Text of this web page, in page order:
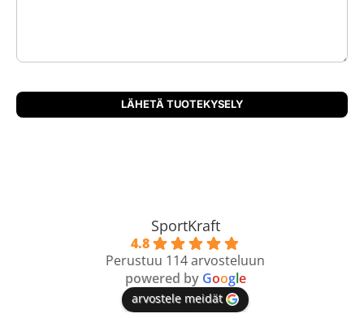
SportKraft
4.8
Perustuu 114 arvosteluun
powered by Google
arvostele meidät